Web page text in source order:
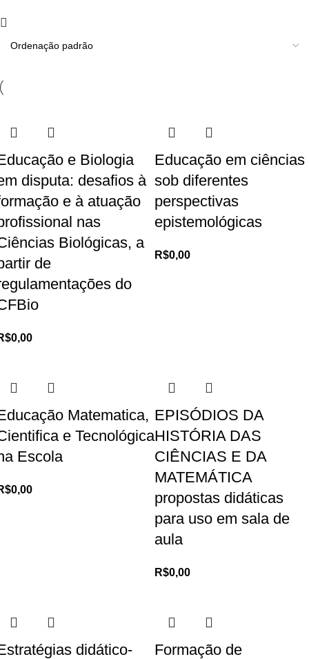
e Biologia
disputa: desafios à
e à atuação
nas
Biológicas, a
de
do
0,00
Educação em ciências
sob diferentes
perspectivas
epistemológicas
R$0,00
Matematica,
e Tecnológica
Escola
0,00
EPISÓDIOS DA
HISTÓRIA DAS
CIÊNCIAS E DA
MATEMÁTICA
propostas didáticas
para uso em sala de
aula
R$0,00
didático-
Formação de